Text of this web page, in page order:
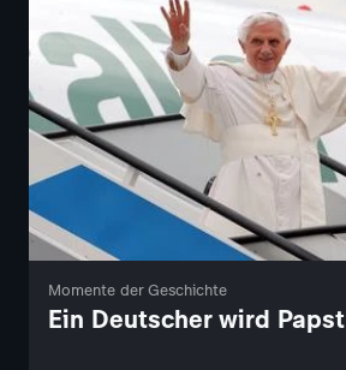
Momente der Geschichte
Ein Deutscher wird Papst